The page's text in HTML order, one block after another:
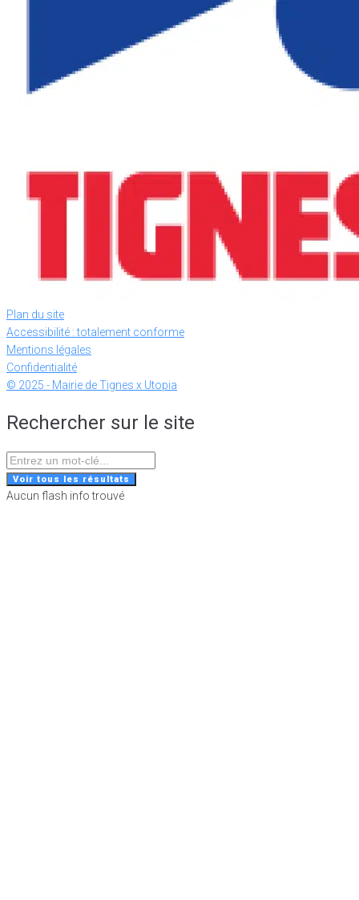
Plan du site
Accessibilité : totalement conforme
Mentions légales
Confidentialité
© 2025 - Mairie de Tignes x Utopia
Rechercher sur le site
Search
...Voir tous les résultats
Aucun flash info trouvé